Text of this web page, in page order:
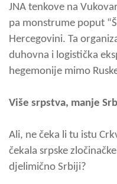
JNA tenkove na
pa monstrume poput
Hercegovini. Ta
duhovna i logistička
hegemonije mimo
Više srpstva, manje
Ali, ne čeka li tu istu
čekala srpske
djelimično Srbiji?